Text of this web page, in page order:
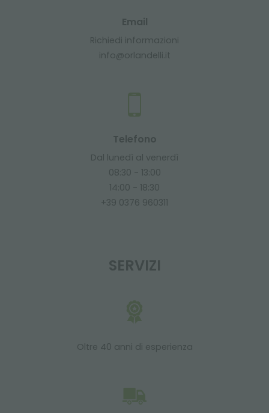
Email
Richiedi informazioni
info@orlandelli.it
Telefono
Dal lunedì al venerdì
08:30 - 13:00
14:00 - 18:30
+39 0376 960311
SERVIZI
Oltre 40 anni di esperienza